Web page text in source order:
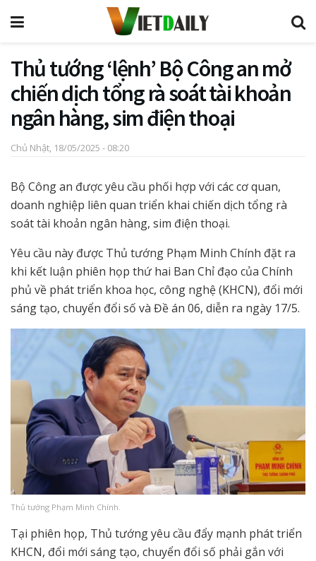
Thủ tướng ‘lệnh’ Bộ Công an mở
chiến dịch tổng rà soát tài khoản
ngân hàng, sim điện thoại
Chủ Nhật, 18/05/2025 - 08:20
Bộ Công an được yêu cầu phối hợp với các cơ quan,
doanh nghiệp liên quan triển khai chiến dịch tổng rà
soát tài khoản ngân hàng, sim điện thoại.
Yêu cầu này được Thủ tướng Phạm Minh Chính đặt ra
khi kết luận phiên họp thứ hai Ban Chỉ đạo của Chính
phủ về phát triển khoa học, công nghệ (KHCN), đổi mới
sáng tạo, chuyển đổi số và Đề án 06, diễn ra ngày 17/5.
Thủ tướng Phạm Minh Chính.
Tại phiên họp, Thủ tướng yêu cầu đẩy mạnh phát triển
KHCN, đổi mới sáng tạo, chuyển đổi số phải gắn với